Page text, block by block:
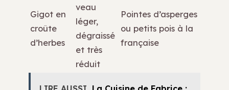
Gigot en
croûte
d’herbes
veau
léger,
dégraissé
et très
réduit
Pointes d’asperges
ou petits pois à la
française